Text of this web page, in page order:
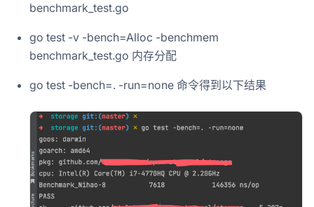
benchmark_test.go
go test -v -bench=Alloc -benchmem
benchmark_test.go 内存分配
go test -bench=. -run=none 命令得到以下结果